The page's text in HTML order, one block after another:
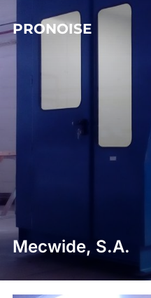
to
content
PRONOISE
Mecwide, S.A.